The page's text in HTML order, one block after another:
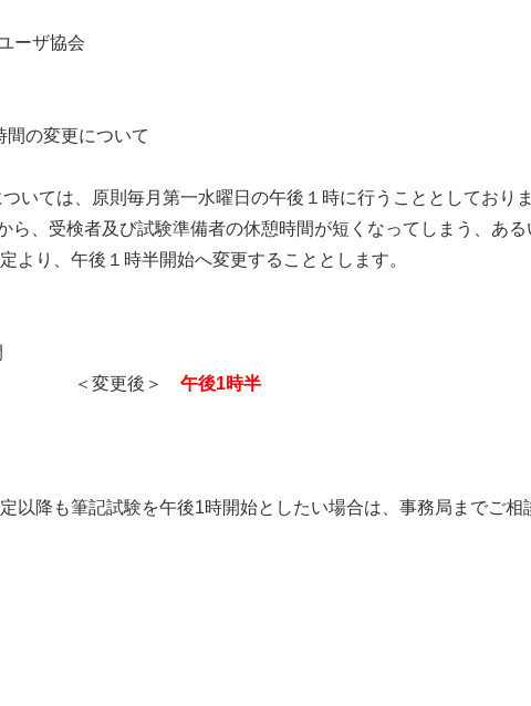
ーザ協会
間の変更について
いては、原則毎月第一水曜日の午後１時に行うこととしており
ら、受検者及び試験準備者の休憩時間が短くなってしまう、あ
より、午後１時半開始へ変更することとします。
→ ＜変更後＞午後1時半
以降も筆記試験を午後1時開始としたい場合は、事務局までご相